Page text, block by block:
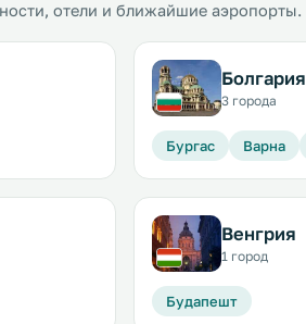
отели и ближайшие аэропорты.
Болгария
3 города
Бургас Варна
Венгрия
1 город
Будапешт